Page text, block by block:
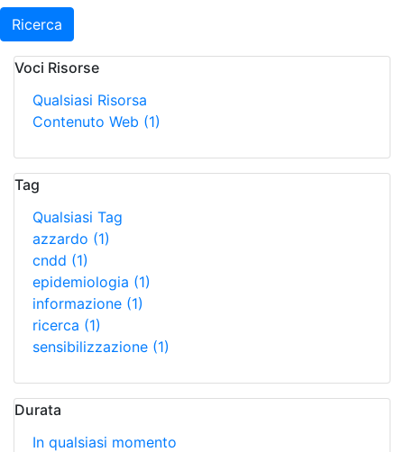
Ricerca
Voci Risorse
Qualsiasi Risorsa
Contenuto Web (1)
Tag
Qualsiasi Tag
azzardo (1)
cndd (1)
epidemiologia (1)
informazione (1)
ricerca (1)
sensibilizzazione (1)
Durata
In qualsiasi momento